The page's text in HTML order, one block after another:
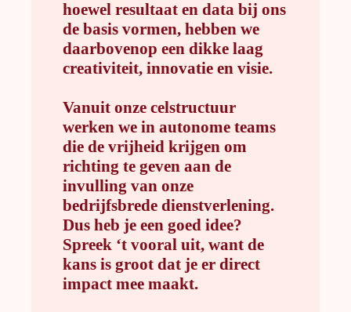
hoewel resultaat en data bij ons
de basis vormen, hebben we
daarbovenop een dikke laag
creativiteit, innovatie en visie.
Vanuit onze celstructuur
werken we in autonome teams
die de vrijheid krijgen om
richting te geven aan de
invulling van onze
bedrijfsbrede dienstverlening.
Dus heb je een goed idee?
Spreek ‘t vooral uit, want de
kans is groot dat je er direct
impact mee maakt.